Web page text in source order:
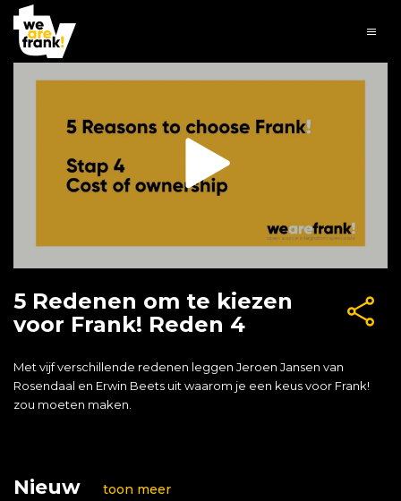
5 Redenen om te kiezen
voor Frank! Reden 4
Met vijf verschillende redenen leggen Jeroen Jansen van
Rosendaal en Erwin Beets uit waarom je een keus voor Frank!
zou moeten maken.
Nieuw toon meer